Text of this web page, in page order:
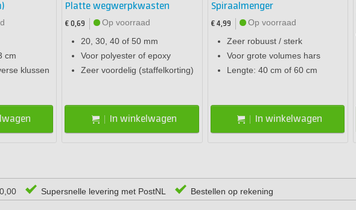
cm
klussen
Platte wegwerpkwasten
€ 0,69
Op voorraad
20, 30, 40 of 50 mm
Voor polyester of epoxy
Zeer voordelig (staffelkorting)
In winkelwagen
Spiraalmenger
€ 4,99
Op voorraad
Zeer robuust / sterk
Voor grote volumes hars
Lengte: 40 cm of 60 cm
In winkelwagen
Supersnelle levering met PostNL Bestellen op rekening